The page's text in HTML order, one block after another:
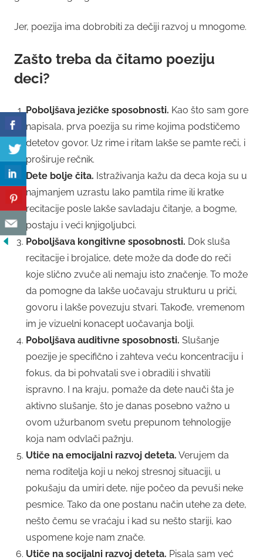
Jer, poezija ima dobrobiti za dečiji razvoj u mnogome.
Zašto treba da čitamo poeziju
deci?
Poboljšava jezičke sposobnosti. Kao što sam gore
napisala, prva poezija su rime kojima podstičemo
detetov govor. Uz rime i ritam lakše se pamte reči, i
proširuje rečnik.
Dete bolje čita. Istraživanja kažu da deca koja su u
najmanjem uzrastu lako pamtila rime ili kratke
recitacije posle lakše savladaju čitanje, a bogme,
postaju i veći knjigoljubci.
Poboljšava kongitivne sposobnosti. Dok sluša
recitacije i brojalice, dete može da dođe do reči
koje slično zvuče ali nemaju isto značenje. To može
da pomogne da lakše uočavaju strukturu u priči,
govoru i lakše povezuju stvari. Takođe, vremenom
im je vizuelni konacept uočavanja bolji.
Poboljšava auditivne sposobnosti. Slušanje
poezije je specifično i zahteva veću koncentraciju i
fokus, da bi pohvatali sve i obradili i shvatili
ispravno. I na kraju, pomaže da dete nauči šta je
aktivno slušanje, što je danas posebno važno u
ovom užurbanom svetu prepunom tehnologije
koja nam odvlači pažnju.
Utiče na emocijalni razvoj deteta. Verujem da
nema roditelja koji u nekoj stresnoj situaciji, u
pokušaju da umiri dete, nije počeo da pevuši neke
pesmice. Tako da one postanu način utehe za dete,
nešto čemu se vraćaju i kad su nešto stariji, kao
uspomene koje nam znače.
Utiče na socijalni razvoj deteta. Pisala sam već